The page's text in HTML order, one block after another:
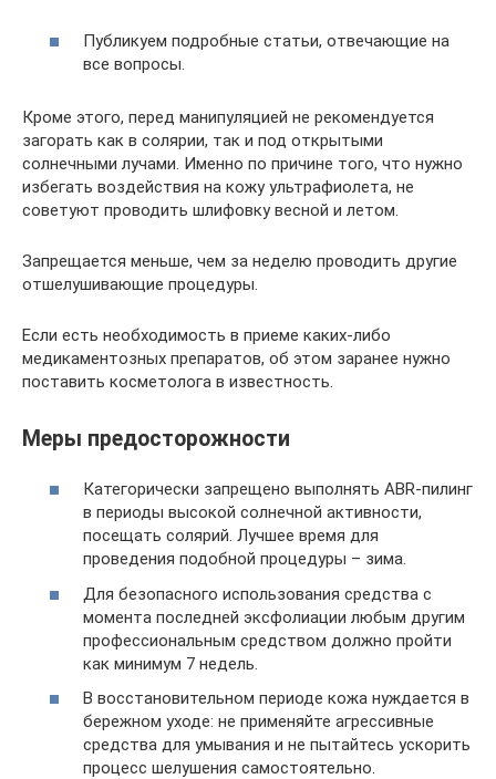
Публикуем подробные статьи, отвечающие на
все вопросы.
Кроме этого, перед манипуляцией не рекомендуется
загорать как в солярии, так и под открытыми
солнечными лучами. Именно по причине того, что нужно
избегать воздействия на кожу ультрафиолета, не
советуют проводить шлифовку весной и летом.
Запрещается меньше, чем за неделю проводить другие
отшелушивающие процедуры.
Если есть необходимость в приеме каких-либо
медикаментозных препаратов, об этом заранее нужно
поставить косметолога в известность.
Меры предосторожности
Категорически запрещено выполнять ABR-пилинг
в периоды высокой солнечной активности,
посещать солярий. Лучшее время для
проведения подобной процедуры – зима.
Для безопасного использования средства с
момента последней эксфолиации любым другим
профессиональным средством должно пройти
как минимум 7 недель.
В восстановительном периоде кожа нуждается в
бережном уходе: не применяйте агрессивные
средства для умывания и не пытайтесь ускорить
процесс шелушения самостоятельно.